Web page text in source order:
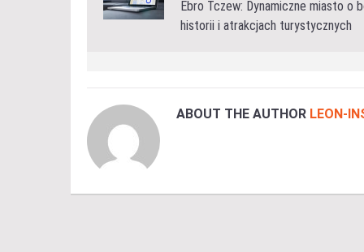
Ebro Tczew: Dynamiczne miasto o
historii i atrakcjach turystycznych
ABOUT THE AUTHOR LEON-